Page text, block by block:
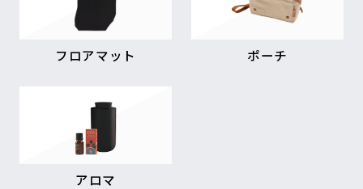
フロアマット ポーチ
アロマ